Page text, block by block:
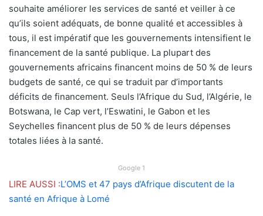
souhaite améliorer les services de santé et veiller à ce
qu’ils soient adéquats, de bonne qualité et accessibles à
tous, il est impératif que les gouvernements intensifient le
financement de la santé publique. La plupart des
gouvernements africains financent moins de 50 % de leurs
budgets de santé, ce qui se traduit par d’importants
déficits de financement. Seuls l’Afrique du Sud, l’Algérie, le
Botswana, le Cap vert, l’Eswatini, le Gabon et les
Seychelles financent plus de 50 % de leurs dépenses
totales liées à la santé.
Google 1
LIRE AUSSI :L’OMS et 47 pays d’Afrique discutent de la
santé en Afrique à Lomé